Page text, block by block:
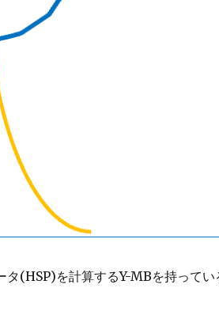
(HSP)を計算するY-MBを持って